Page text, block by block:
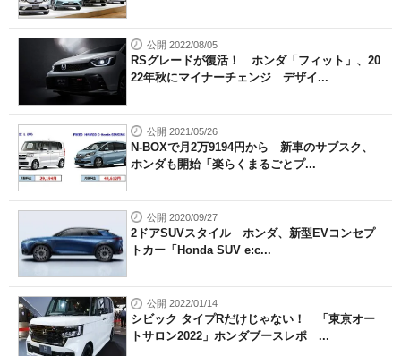
公開 2022/08/05
RSグレードが復活！ ホンダ「フィット」、20
22年秋にマイナーチェンジ デザイ...
公開 2021/05/26
N-BOXで月2万9194円から 新車のサブスク、
ホンダも開始「楽らくまるごとプ...
公開 2020/09/27
2ドアSUVスタイル ホンダ、新型EVコンセプ
トカー「Honda SUV e:c...
公開 2022/01/14
シビック タイプRだけじゃない！ 「東京オー
トサロン2022」ホンダブースレポ ...